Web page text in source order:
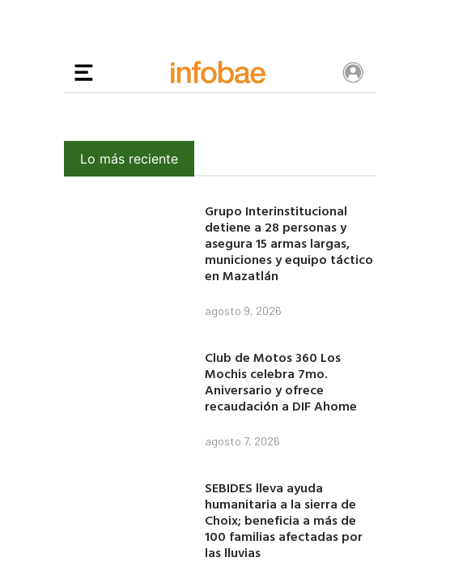
Lo más reciente
Grupo Interinstitucional
detiene a 28 personas y
asegura 15 armas largas,
municiones y equipo táctico
en Mazatlán
agosto 9, 2026
Club de Motos 360 Los
Mochis celebra 7mo.
Aniversario y ofrece
recaudación a DIF Ahome
agosto 7, 2026
SEBIDES lleva ayuda
humanitaria a la sierra de
Choix; beneficia a más de
100 familias afectadas por
las lluvias